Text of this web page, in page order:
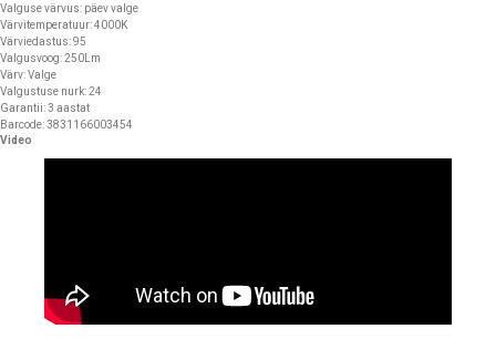
Valguse värvus: päev valge
Värvitemperatuur: 4000K
Värviedastus: 95
Valgusvoog: 250Lm
Värv: Valge
Valgustuse nurk: 24
Garantii: 3 aastat
Barcode: 3831166003454
Video